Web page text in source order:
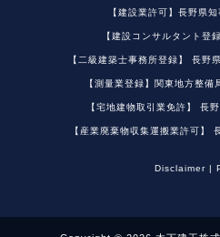
【建設業許可】長野県
【建設コンサルタント登
【二級建築士事務所登録】 長野
【測量業登録】関東地方整
【宅地建物取引業免許】 長
【産業廃棄物収集運搬業許可
Disclaimer |